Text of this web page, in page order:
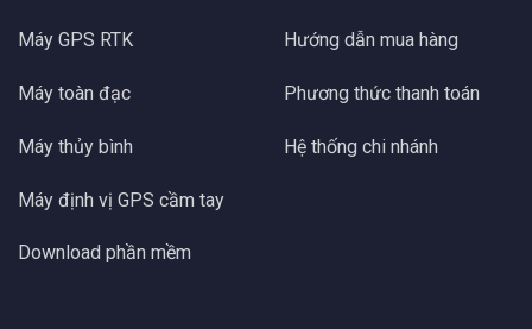
Máy GPS RTK
Máy toàn đạc
Máy thủy bình
Máy định vị GPS cầm tay
Download phần mềm
Hướng dẫn mua hàng
Phương thức thanh toán
Hệ thống chi nhánh